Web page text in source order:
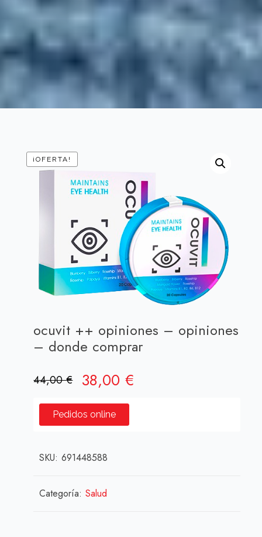
¡OFERTA!
ocuvit ++ opiniones – opiniones
– donde comprar
44,00€ El
original
era:
44,00 €.
38,00€
Pedidos online
SKU:691448588
Categoría:Salud